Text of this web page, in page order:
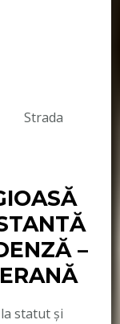
Strada
–
statut și